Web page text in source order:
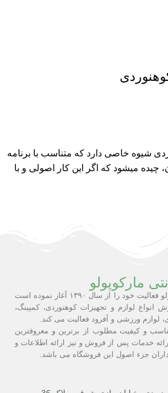
شیوه خاصی دارد که متناسب با برنامه
میشود که اگر این کار اصولی و با
مارکوپولو
فروشگاه اینترنتی مارکوپولو فعالیت خود را از سال ۱۳۹۰ آغاز نموده است
انواع لوازم و تجهیزات کوهنوردی، کمپینگ،
لوازم ورزشی و آفرود فعالیت می کند.
مناسب و کیفیت مطلوب از برترین و معروفترین
خدمات پس از فروش و نیز ارائه اطلاعات و
جزء اصول این فروشگاه می باشد.